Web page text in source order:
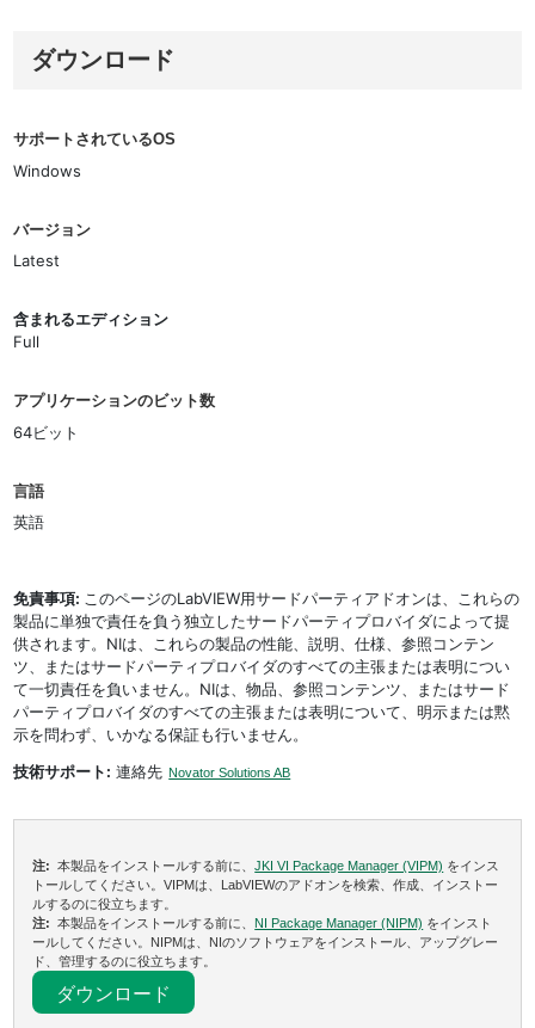
ダウンロード
サポートされているOS
Windows
バージョン
Latest
含まれるエディション
Full
アプリケーションのビット数
64ビット
言語
英語
免責事項: このページのLabVIEW用サードパーティアドオンは、これらの
製品に単独で責任を負う独立したサードパーティプロバイダによって提
供されます。NIは、これらの製品の性能、説明、仕様、参照コンテン
ツ、またはサードパーティプロバイダのすべての主張または表明につい
て一切責任を負いません。NIは、物品、参照コンテンツ、またはサード
パーティプロバイダのすべての主張または表明について、明示または黙
示を問わず、いかなる保証も行いません。
技術サポート: 連絡先 Novator Solutions AB
注:本製品をインストールする前に、JKI VI Package Manager (VIPM) をインス
トールしてください。VIPMは、LabVIEWのアドオンを検索、作成、インストー
ルするのに役立ちます。
注:本製品をインストールする前に、 NI Package Manager (NIPM) をインスト
ールしてください。NIPMは、NIのソフトウェアをインストール、アップグレー
ド、管理するのに役立ちます。
ダウンロード